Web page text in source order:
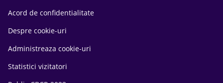
Acord de confidentialitate
Despre cookie-uri
Administreaza cookie-uri
Statistici vizitatori